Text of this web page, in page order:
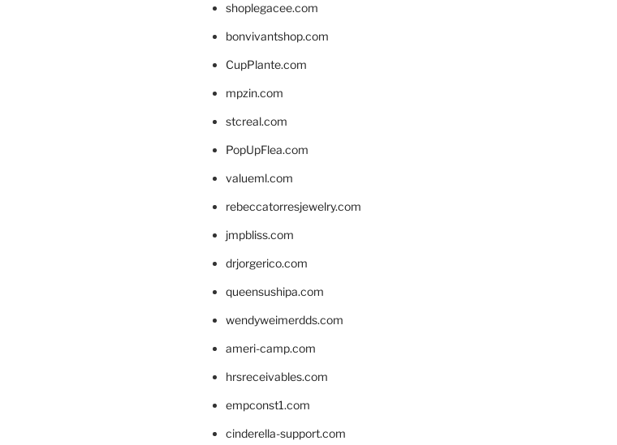
shoplegacee.com
bonvivantshop.com
CupPlante.com
mpzin.com
stcreal.com
PopUpFlea.com
valueml.com
rebeccatorresjewelry.com
jmpbliss.com
drjorgerico.com
queensushipa.com
wendyweimerdds.com
ameri-camp.com
hrsreceivables.com
empconst1.com
cinderella-support.com